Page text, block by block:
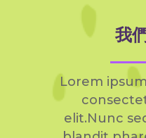
我
Lorem
elit.Nunc